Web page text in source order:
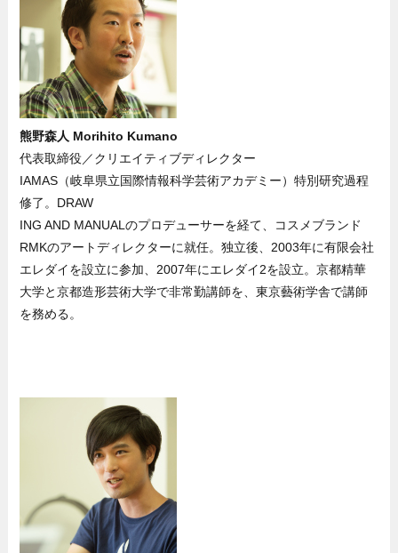
熊野森人 Morihito Kumano
代表取締役／クリエイティブディレクター
IAMAS（岐阜県立国際情報科学芸術アカデミー）特別研究過程
修了。DRAW
ING AND MANUALのプロデューサーを経て、コスメブランド
RMKのアートディレクターに就任。独立後、2003年に有限会社
エレダイを設立に参加、2007年にエレダイ2を設立。京都精華
大学と京都造形芸術大学で非常勤講師を、東京藝術学舎で講師
を務める。